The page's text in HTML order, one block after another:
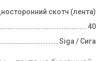
скотч (лента)
40
Siga / Сига